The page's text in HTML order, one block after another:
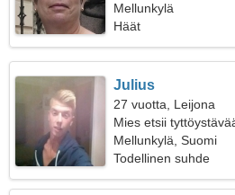
Mellunkylä
Häät
Julius
27 vuotta, Leijona
Mies etsii
Mellunkylä, Suomi
Todellinen suhde